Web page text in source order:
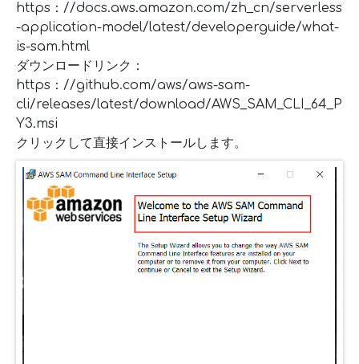
https：//docs.aws.amazon.com/zh_cn/serverless
-application-model/latest/developerguide/what-
is-sam.html
ダウンロードリンク：
https：//github.com/aws/aws-sam-
cli/releases/latest/download/AWS_SAM_CLI_64_P
Y3.msi
クリックして直接インストールします。